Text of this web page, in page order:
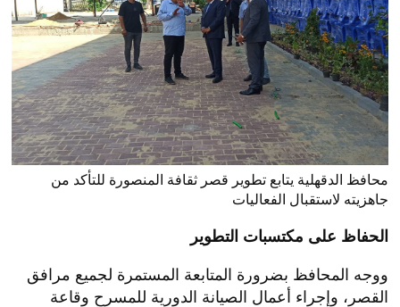
محافظ الدقهلية يتابع تطوير قصر ثقافة المنصورة للتأكد من
جاهزيته لاستقبال الفعاليات
الحفاظ على مكتسبات التطوير
ووجه المحافظ بضرورة المتابعة المستمرة لجميع مرافق
القصر، وإجراء أعمال الصيانة الدورية للمسرح وقاعة